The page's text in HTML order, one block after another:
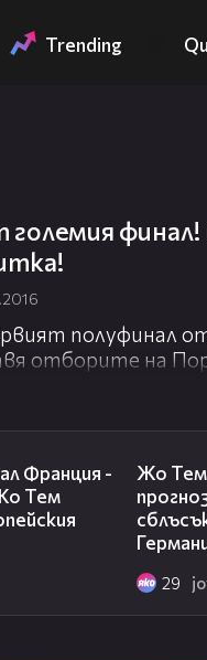
Trending
големия
полуфинал
отборите на
за да
Франция -
Тем
Жо Тем
29